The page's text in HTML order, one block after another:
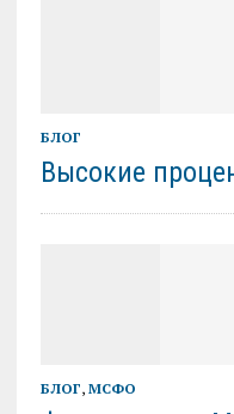
БЛОГ
Высокие
БЛОГ, МСФО